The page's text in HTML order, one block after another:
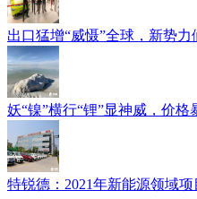
出口猛增“威慑”全球，新势
妖“镍”横行“锂”显神威，价格
特锐德：2021年新能源领域